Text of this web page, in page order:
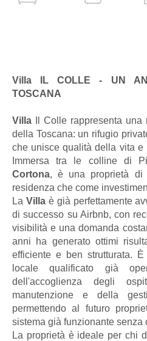
Villa IL COLLE - UN
TOSCANA
Villa Il Colle rappresenta una
della Toscana: un rifugio
che unisce qualità della vita e
Immersa tra le colline di
Cortona, è una proprietà di
residenza che come
La Villaè già perfettamente
di successo su Airbnb, con
visibilità e una domanda
anni ha generato ottimi
efficiente e ben strutturata.
locale qualificato già
dell'accoglienza degli
manutenzione e della
permettendo al futuro
sistema già funzionante senza
La proprietà è ideale per chi